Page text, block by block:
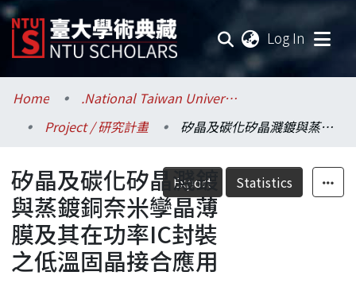
Log In
Communities & Collections
Research Outputs
Fundings & Projects
Researchers
Organizations
Home
.National Taiwan University / 國立臺灣大學
Project / 研究計畫
矽晶及碳化矽晶濺鍍與蒸鍍銅奈米孿晶薄膜及其在功率IC封裝之低溫固晶接合應用
Export Statistics
矽晶及碳化矽晶濺鍍
與蒸鍍銅奈米孿晶薄
膜及其在功率IC封裝
之低溫固晶接合應用